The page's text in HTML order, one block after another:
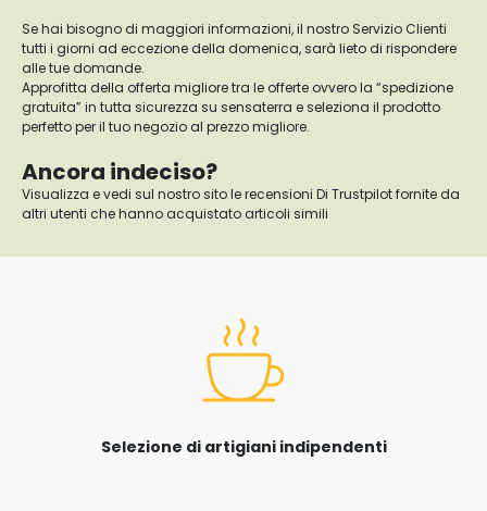
Se hai bisogno di maggiori informazioni, il nostro Servizio Clienti
tutti i giorni ad eccezione della domenica, sarà lieto di rispondere
alle tue domande.
Approfitta della offerta migliore tra le offerte ovvero la “spedizione
gratuita” in tutta sicurezza su sensaterra e seleziona il prodotto
perfetto per il tuo negozio al prezzo migliore.
Ancora indeciso?
Visualizza e vedi sul nostro sito le recensioni Di Trustpilot fornite da
altri utenti che hanno acquistato articoli simili
Selezione di artigiani indipendenti